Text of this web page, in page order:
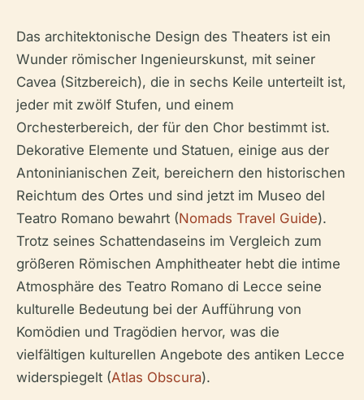
Das architektonische Design des Theaters ist ein
Wunder römischer Ingenieurskunst, mit seiner
Cavea (Sitzbereich), die in sechs Keile unterteilt ist,
jeder mit zwölf Stufen, und einem
Orchesterbereich, der für den Chor bestimmt ist.
Dekorative Elemente und Statuen, einige aus der
Antoninianischen Zeit, bereichern den historischen
Reichtum des Ortes und sind jetzt im Museo del
Teatro Romano bewahrt (Nomads Travel Guide).
Trotz seines Schattendaseins im Vergleich zum
größeren Römischen Amphitheater hebt die intime
Atmosphäre des Teatro Romano di Lecce seine
kulturelle Bedeutung bei der Aufführung von
Komödien und Tragödien hervor, was die
vielfältigen kulturellen Angebote des antiken Lecce
widerspiegelt (Atlas Obscura).